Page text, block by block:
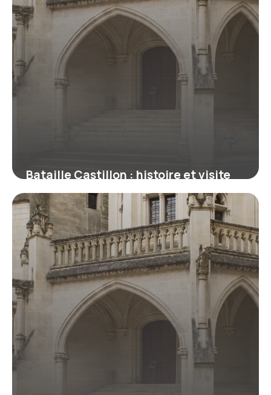
Bataille Castillon : histoire et visite
2026
16 juin 2026